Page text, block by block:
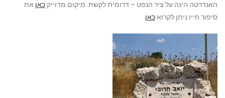
האנדרטה הינה על ציר הנפט – דרומית לקשת. מיקום מדוייק כאן את
סיפור חייו ניתן לקרואכאן